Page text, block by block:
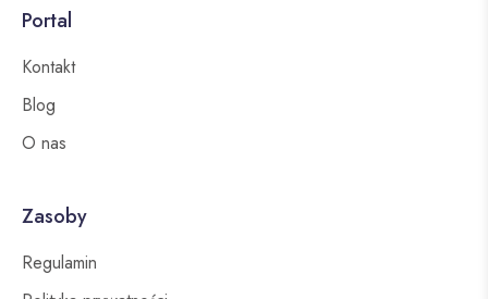
Portal
Kontakt
Blog
O nas
Zasoby
Regulamin